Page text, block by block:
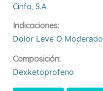
Cinfa, S.a.
Indicaciones:
Dolor Leve O Moderado
Composición:
Dexketoprofeno